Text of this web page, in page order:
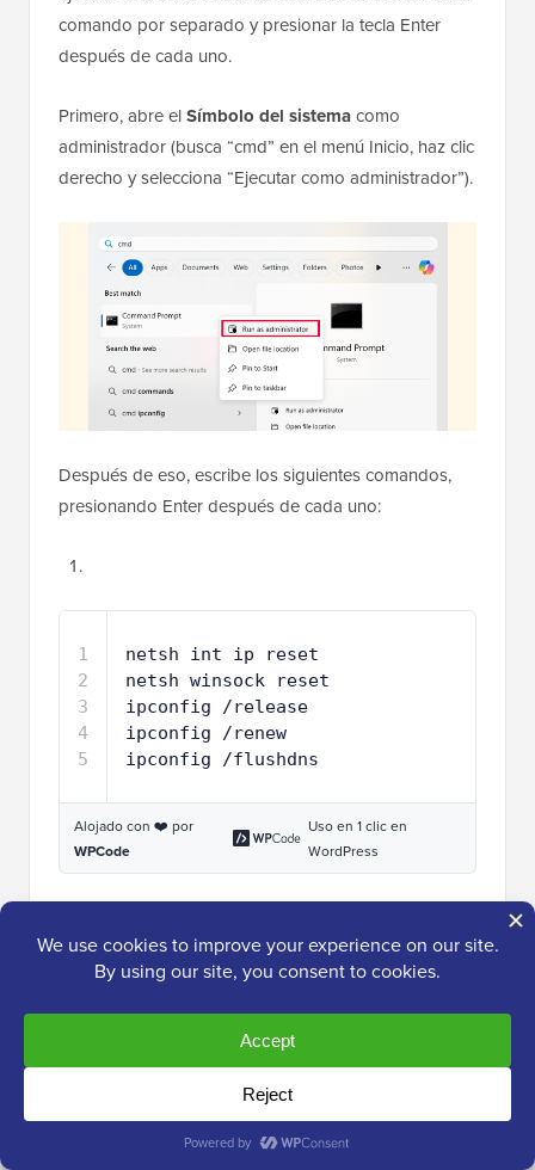
comando por separado y presionar la tecla Enter
después de cada uno.
Primero, abre elSímbolo del sistemacomo
administrador (busca “cmd” en el menú Inicio, haz clic
derecho y selecciona “Ejecutar como administrador”).
Después de eso, escribe los siguientes comandos,
presionando Enter después de cada uno:
1
2
3
4
5
netsh int ip reset
netsh winsock reset
ipconfig /release
ipconfig /renew
ipconfig /flushdns
Alojado con ❤️ por
WPCode
Uso en 1 clic en
WordPress
intentar visitar el sitio web para verificar si el error se
ha solucionado.
Más ayuda DIY para corregir errores de
WordPress 🛠️
Encontrarse con un error de restablecimiento de
conexión puede ser frustrante, pero definitivamente